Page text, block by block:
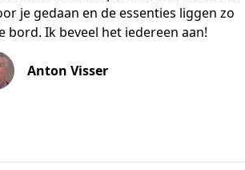
je gedaan en de essenties liggen zo
bord. Ik beveel het iedereen aan!
Anton Visser